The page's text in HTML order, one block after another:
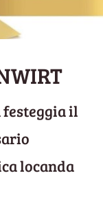
il
locanda